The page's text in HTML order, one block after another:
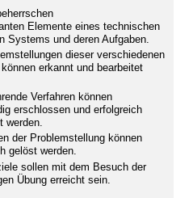
Elemente eines technischen
Systems und deren Aufgaben.
dieser verschiedenen
erkannt und bearbeitet
Verfahren können
erschlossen und erfolgreich
werden.
der Problemstellung können
gelöst werden.
sollen mit dem Besuch der
Übung erreicht sein.